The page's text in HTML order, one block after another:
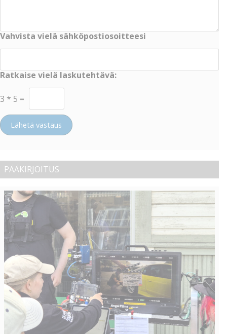
Vahvista vielä sähköpostiosoitteesi
Ratkaise vielä laskutehtävä:
3 * 5 =
Lähetä vastaus
PÄÄKIRJOITUS